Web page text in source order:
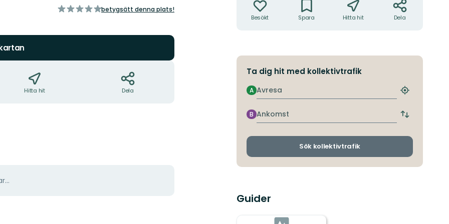
av
betygsätt denna plats!
Hitta hit Dela
Besökt Spara Hitta hit Dela
Ta dig hit med kollektivtrafik
Avresa
A
Hitta
hållplats
Ankomst
B
Byt
och
Sök kollektivtrafik
Guider